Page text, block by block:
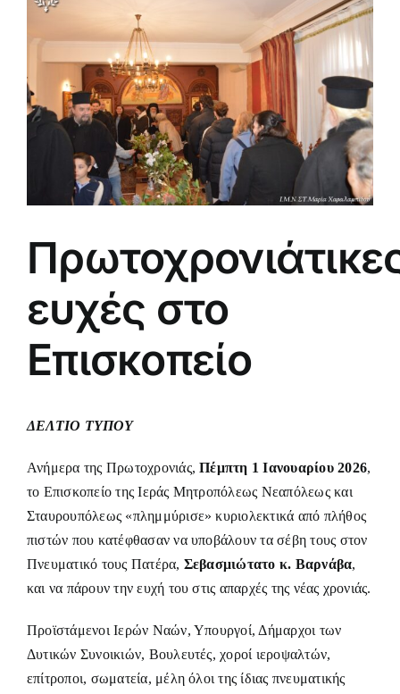
μεγαλύτερης
ευχές στο
Επισκοπείο
ΔΕΛΤΙΟ ΤΥΠΟΥ
Ανήμερα της Πρωτοχρονιάς,Πέμπτη 1 Ιανουαρίου 2026,
το Επισκοπείο της Ιεράς Μητροπόλεως Νεαπόλεως και
Σταυρουπόλεως «πλημμύρισε» κυριολεκτικά από πλήθος
πιστών που κατέφθασαν να υποβάλουν τα σέβη τους στον
Πνευματικό τους Πατέρα, Σεβασμιώτατο κ. Βαρνάβα,
και να πάρουν την ευχή του στις απαρχές της νέας χρονιάς.
Προϊστάμενοι Ιερών Ναών, Υπουργοί, Δήμαρχοι των
Δυτικών Συνοικιών, Βουλευτές, χοροί ιεροψαλτών,
επίτροποι, σωματεία, μέλη όλοι της ίδιας πνευματικής